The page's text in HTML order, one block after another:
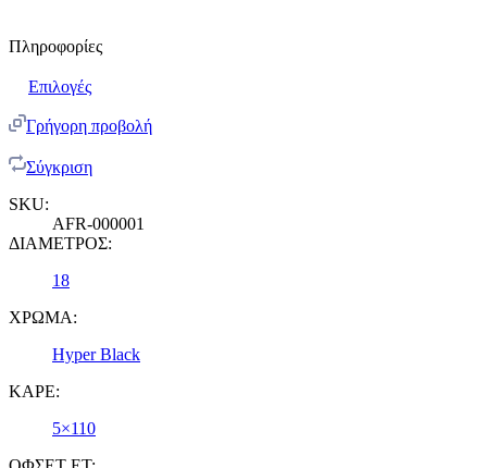
Πληροφορίες
Επιλογές
Γρήγορη προβολή
Σύγκριση
SKU:
AFR-000001
ΔΙΑΜΕΤΡΟΣ:
18
ΧΡΩΜΑ:
Hyper Black
ΚΑΡΕ:
5×110